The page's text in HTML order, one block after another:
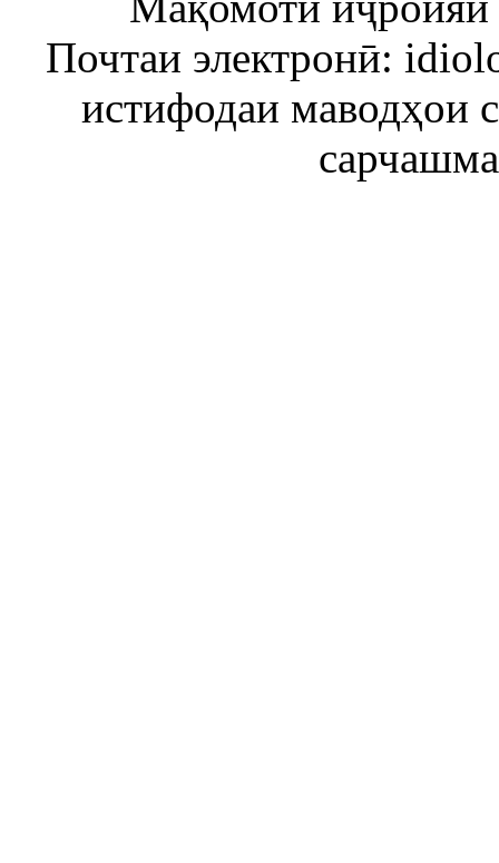
Почтаи электронӣ:
истифодаи маводҳои